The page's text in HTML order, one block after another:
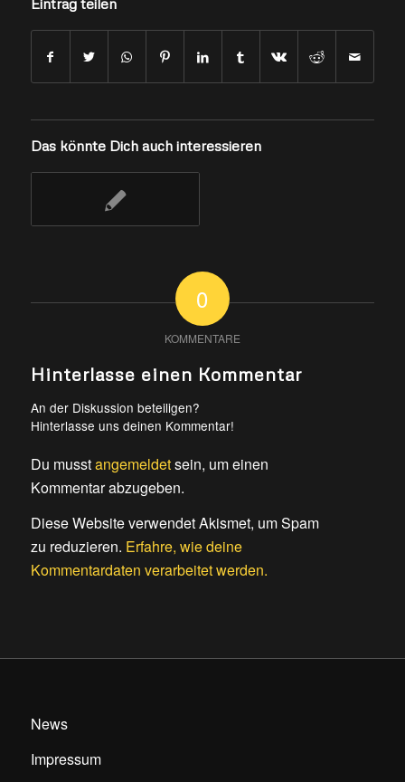
Das könnte Dich auch interessieren
0
KOMMENTARE
Hinterlasse einen Kommentar
An der Diskussion beteiligen?
Hinterlasse uns deinen Kommentar!
Du musstangemeldetsein, um einen
Kommentar abzugeben.
Diese Website verwendet Akismet, um Spam
zu reduzieren. Erfahre, wie deine
Kommentardaten verarbeitet werden.
News
Impressum